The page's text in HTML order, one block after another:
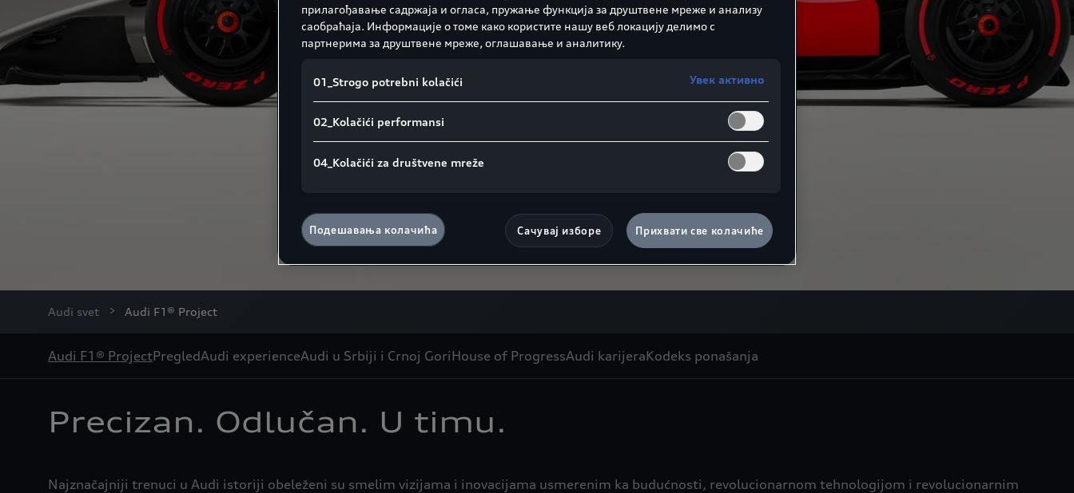
Audi svet Audi F1® Project
Audi F1® ProjectPregledAudi experienceAudi u Srbiji i Crnoj GoriHouse of ProgressAudi karijeraKodeks ponašanja
Precizan. Odlučan. U timu.
Najznačajniji trenuci u Audi istoriji obeleženi su smelim vizijama i inovacijama usmerenim ka budućnosti, revolucionarnom tehnologijom i revolucionarnim
прилагођавање садржаја и огласа, пружање функција за друштвене мреже и анализу
саобраћаја. Информације о томе како користите нашу веб локацију делимо с
партнерима за друштвене мреже, оглашавање и аналитику.
01_Strogo potrebni kolačići Увек активно
02_Kolačići performansi
04_Kolačići za društvene mreže
Подешавања колачића Сачувај изборе Прихвати све колачиће